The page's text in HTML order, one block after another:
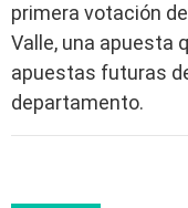
primera votación
Valle, una apuesta
apuestas futuras
departamento.